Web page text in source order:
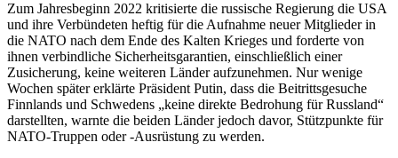
Zum Jahresbeginn 2022 kritisierte die russische Regierung die USA
und ihre Verbündeten heftig für die Aufnahme neuer Mitglieder in
die NATO nach dem Ende des Kalten Krieges und forderte von
ihnen verbindliche Sicherheitsgarantien, einschließlich einer
Zusicherung, keine weiteren Länder aufzunehmen. Nur wenige
Wochen später erklärte Präsident Putin, dass die Beitrittsgesuche
Finnlands und Schwedens „keine direkte Bedrohung für Russland“
darstellten, warnte die beiden Länder jedoch davor, Stützpunkte für
NATO-Truppen oder -Ausrüstung zu werden.